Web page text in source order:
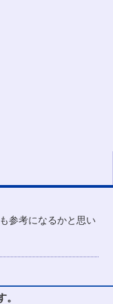
参考になるかと思い